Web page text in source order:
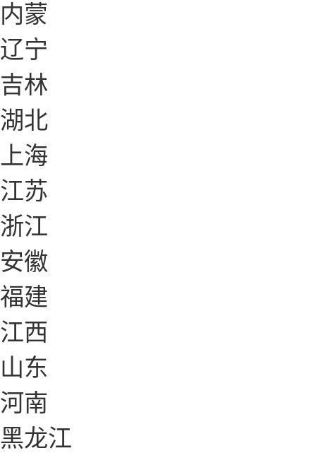
内蒙
辽宁
吉林
湖北
上海
江苏
浙江
安徽
福建
江西
山东
河南
黑龙江